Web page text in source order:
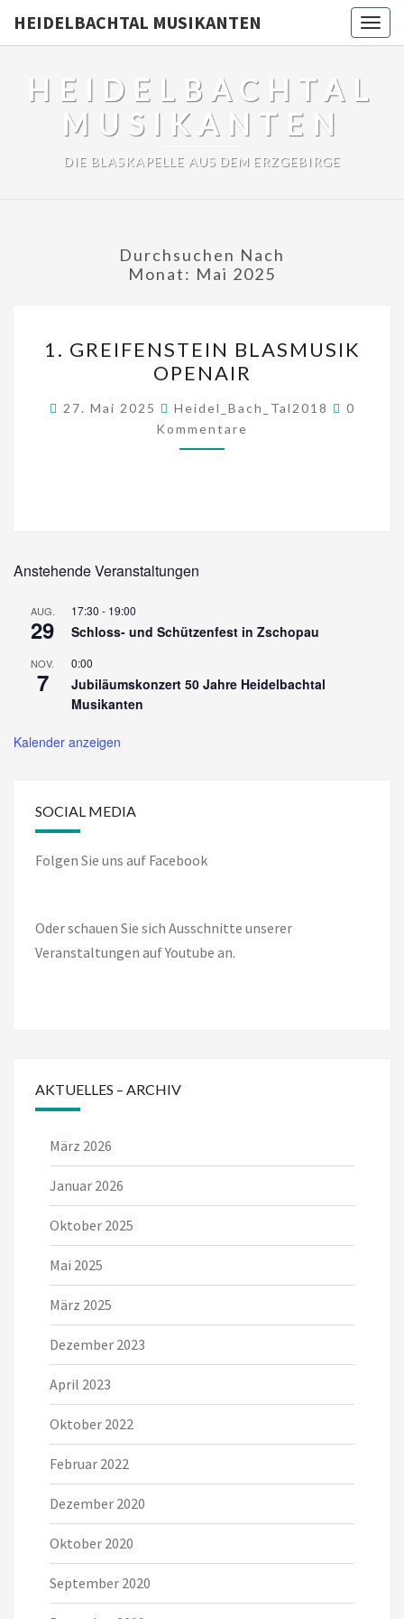
HEIDELBACHTAL MUSIKANTEN
HEIDELBACHTAL
MUSIKANTEN
DIE BLASKAPELLE AUS DEM ERZGEBIRGE
Durchsuchen Nach
Monat: Mai 2025
GREIFENSTEIN
BLASMUSIK
OPENAIR
1. GREIFENSTEIN BLASMUSIK
OPENAIR
27. Mai 2025 Heidel_Bach_Tal2018
0
Kommentare
Anstehende Veranstaltungen
AUG.
29
17:30 - 19:00
Schloss- und Schützenfest in Zschopau
NOV.
7
0:00
Jubiläumskonzert 50 Jahre Heidelbachtal
Musikanten
Kalender anzeigen
SOCIAL MEDIA
Folgen Sie uns auf Facebook
Oder schauen Sie sich Ausschnitte unserer
Veranstaltungen auf Youtube an.
AKTUELLES – ARCHIV
März 2026
Januar 2026
Oktober 2025
Mai 2025
März 2025
Dezember 2023
April 2023
Oktober 2022
Februar 2022
Dezember 2020
Oktober 2020
September 2020